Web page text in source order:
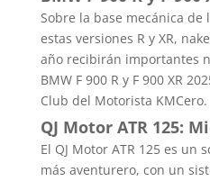
Sobre la base mecánica de
estas versiones R y XR,
año recibirán importantes
BMW F 900 R y F 900 XR
Club del Motorista KMCero.
QJ Motor ATR 125:
El QJ Motor ATR 125 es un
más aventurero, con un